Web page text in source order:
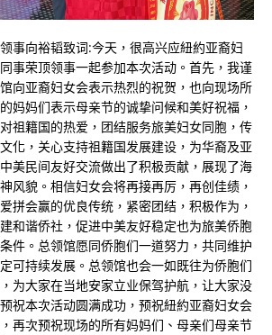
事向裕韬致词:今天，很高兴应紐約亚裔妇
事荣顶领事一起参加本次活动。首先，我谨
向亚裔妇女会表示热烈的祝贺，也向现场所
妈妈们表示母亲节的诚挚问候和美好祝福，
祖籍国的热爱，团结服务旅美妇女同胞，传
化，关心支持祖籍国发展建设，为华裔及亚
美民间友好交流做出了积极贡献，展现了海
风貌。相信妇女会将再接再厉，再创佳绩，
拼会赢的优良传统，紧密团结，积极作为，
和谐侨社，促进中美友好稳定也为旅美侨胞
件。总领馆愿同侨胞们一道努力，共同维护
可持续发展。总领馆也会一如既往为侨胞们
为大家在当地安家立业保驾护航，让大家没
祝本次活动圆满成功，预祝紐約亚裔妇女会
再次预祝现场的所有妈妈们、母亲们母亲节